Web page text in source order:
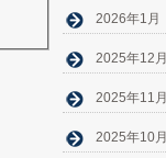
2026年1月
2025年12月
2025年11月
2025年10月